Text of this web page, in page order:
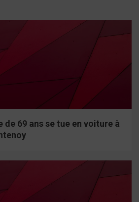
69 ans se tue en voiture à